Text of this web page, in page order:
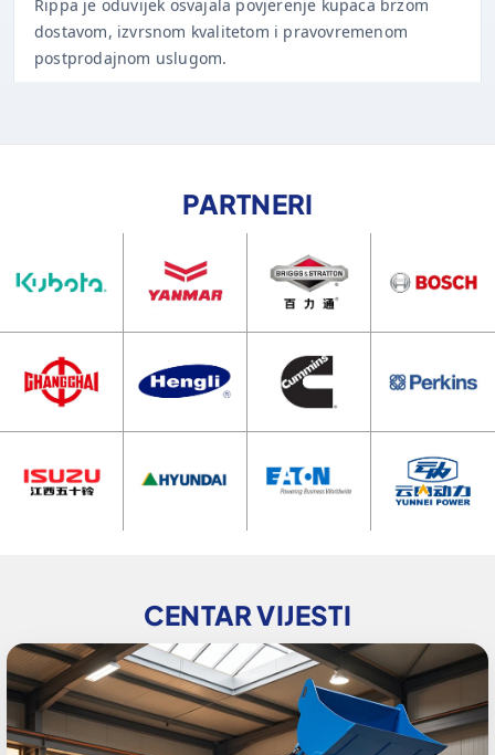
postprodajnom uslugom.
PARTNERI
CENTAR VIJESTI